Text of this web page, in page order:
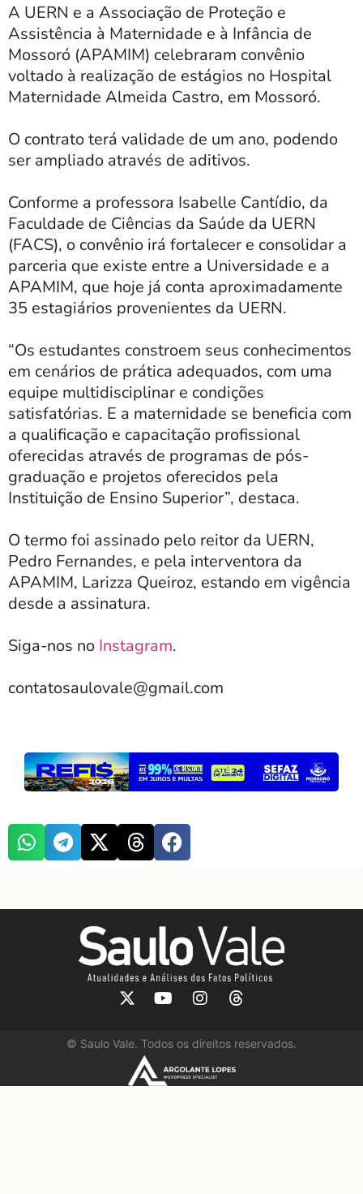
A UERN e a Associação de Proteção e
Assistência à Maternidade e à Infância de
Mossoró (APAMIM) celebraram convênio
voltado à realização de estágios no Hospital
Maternidade Almeida Castro, em Mossoró.
O contrato terá validade de um ano, podendo
ser ampliado através de aditivos.
Conforme a professora Isabelle Cantídio, da
Faculdade de Ciências da Saúde da UERN
(FACS), o convênio irá fortalecer e consolidar a
parceria que existe entre a Universidade e a
APAMIM, que hoje já conta aproximadamente
35 estagiários provenientes da UERN.
“Os estudantes constroem seus conhecimentos
em cenários de prática adequados, com uma
equipe multidisciplinar e condições
satisfatórias. E a maternidade se beneficia com
a qualificação e capacitação profissional
oferecidas através de programas de pós-
graduação e projetos oferecidos pela
Instituição de Ensino Superior”, destaca.
O termo foi assinado pelo reitor da UERN,
Pedro Fernandes, e pela interventora da
APAMIM, Larizza Queiroz, estando em vigência
desde a assinatura.
Siga-nos no Instagram.
contatosaulovale@gmail.com
© Saulo Vale. Todos os direitos reservados.